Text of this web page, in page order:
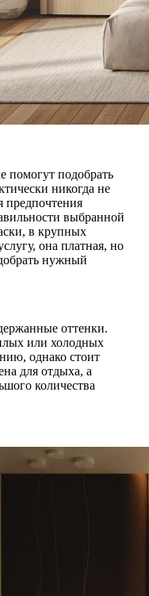
помогут подобрать
никогда не
предпочтения
выбранной
в крупных
она платная, но
нужный
оттенки.
или холодных
однако стоит
для отдыха, а
количества